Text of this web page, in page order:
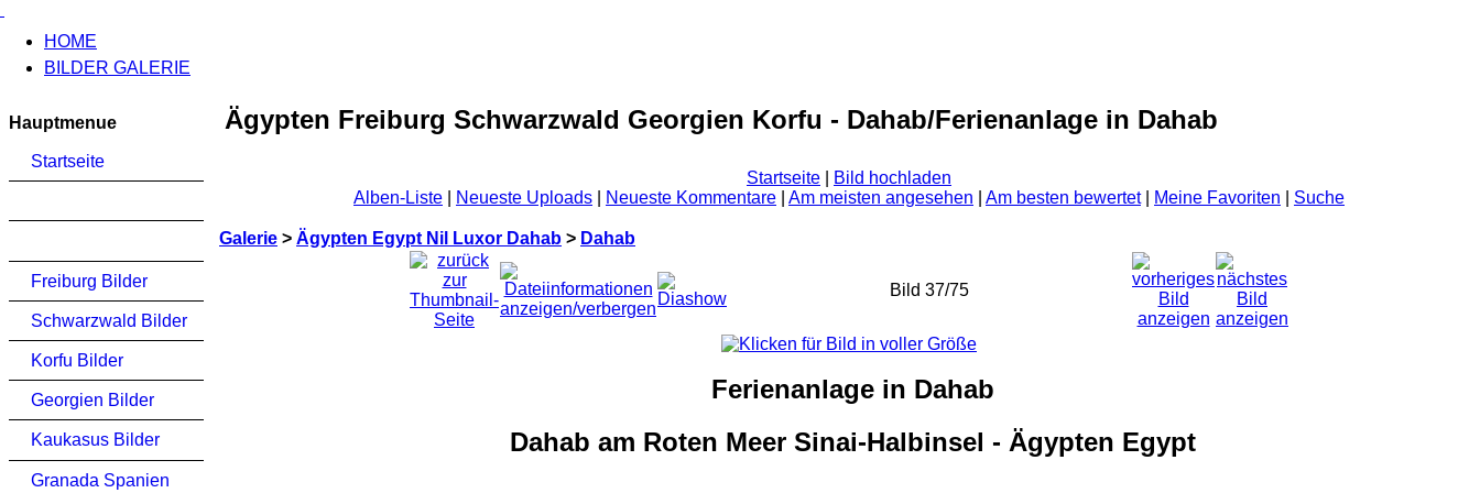
HOME
BILDER GALERIE
Hauptmenue
Startseite
Freiburg Bilder
Schwarzwald Bilder
Korfu Bilder
Georgien Bilder
Kaukasus Bilder
Granada Spanien
Ägypten Freiburg Schwarzwald Georgien Korfu - Dahab/Ferienanlage in Dahab
Startseite
Bild hochladen
Alben-Liste
Neueste Uploads Neueste Kommentare Am meisten angesehen Am besten bewertet| Meine Favoriten Suche
Galerie > Ägypten Egypt Nil Luxor Dahab > Dahab
Bild 37/75
Ferienanlage in Dahab
Dahab am Roten Meer Sinai-Halbinsel - Ägypten Egypt